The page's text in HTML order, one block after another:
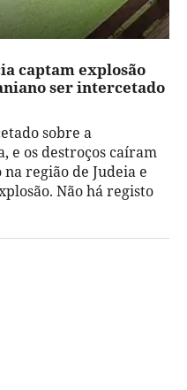
captam explosão
ser intercetado
sobre a
e os destroços caíram
região de Judeia e
Não há registo